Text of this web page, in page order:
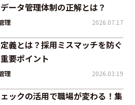
ータ管理体制の正解とは？
理 2026.07.17
義とは？採用ミスマッチを防ぐ
要ポイント
理 2026.03.19
ックの活用で職場が変わる！集